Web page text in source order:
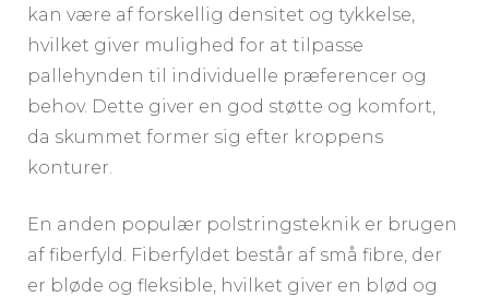
kan være af forskellig densitet og tykkelse,
hvilket giver mulighed for at tilpasse
pallehynden til individuelle præferencer og
behov. Dette giver en god støtte og komfort,
da skummet former sig efter kroppens
konturer.
En anden populær polstringsteknik er brugen
af fiberfyld. Fiberfyldet består af små fibre, der
er bløde og fleksible, hvilket giver en blød og